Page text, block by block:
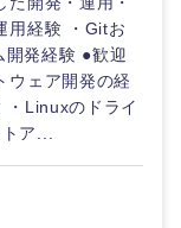
用経験 ・Gitお
開発経験 ●歓迎
ウェア開発の経
Linuxのドライ
ア...